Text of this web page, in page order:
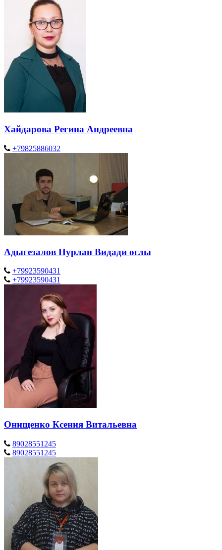
Хайдарова Регина Андреевна
+79825886032
Адыгезалов Нурлан Видади оглы
+79923590431
+79923590431
Онищенко Ксения Витальевна
89028551245
89028551245